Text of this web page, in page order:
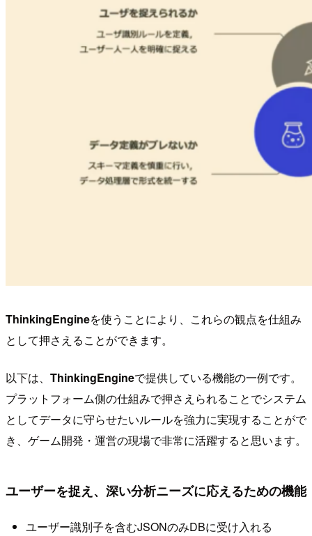
ThinkingEngineを使うことにより、これらの観点を仕組み
として押さえることができます。
以下は、 ThinkingEngineで提供している機能の一例です。
プラットフォーム側の仕組みで押さえられることでシステム
としてデータに守らせたいルールを強力に実現することがで
き、ゲーム開発・運営の現場で非常に活躍すると思います。
ユーザーを捉え、深い分析ニーズに応えるための機能
ユーザー識別子を含むJSONのみDBに受け入れる